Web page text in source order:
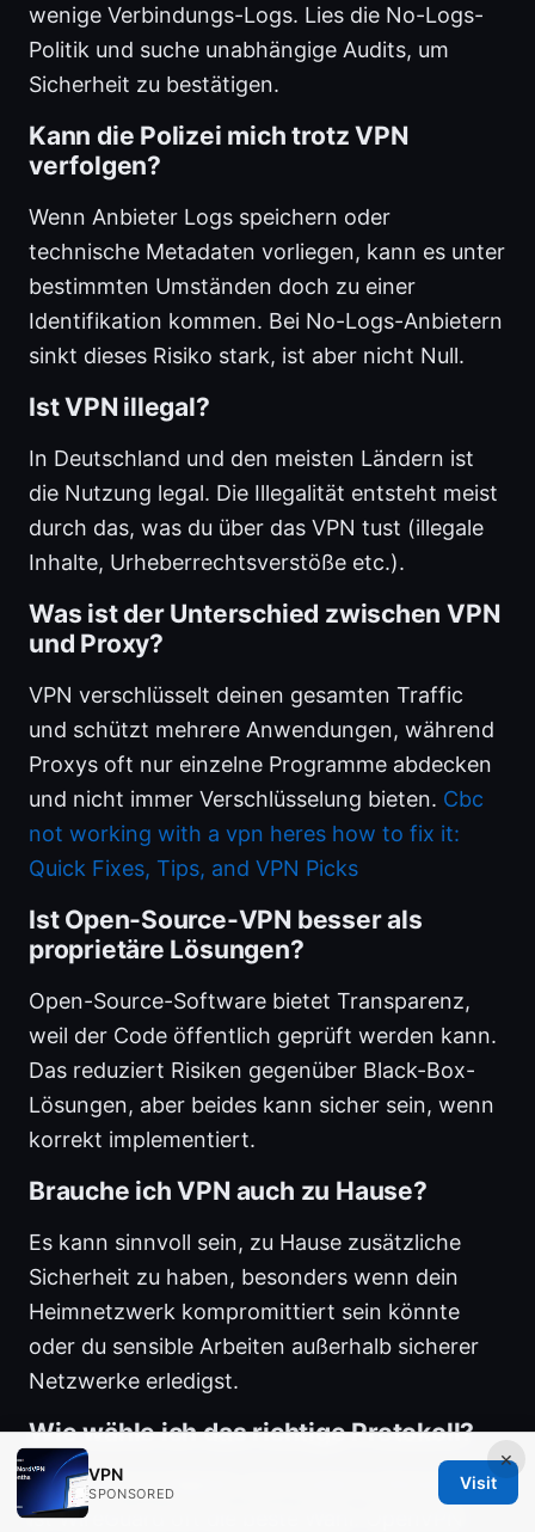
wenige Verbindungs-Logs. Lies die No-Logs-
Politik und suche unabhängige Audits, um
Sicherheit zu bestätigen.
Kann die Polizei mich trotz VPN
verfolgen?
Wenn Anbieter Logs speichern oder
technische Metadaten vorliegen, kann es unter
bestimmten Umständen doch zu einer
Identifikation kommen. Bei No-Logs-Anbietern
sinkt dieses Risiko stark, ist aber nicht Null.
Ist VPN illegal?
In Deutschland und den meisten Ländern ist
die Nutzung legal. Die Illegalität entsteht meist
durch das, was du über das VPN tust (illegale
Inhalte, Urheberrechtsverstöße etc.).
Was ist der Unterschied zwischen VPN
und Proxy?
VPN verschlüsselt deinen gesamten Traffic
und schützt mehrere Anwendungen, während
Proxys oft nur einzelne Programme abdecken
und nicht immer Verschlüsselung bieten. Cbc
not working with a vpn heres how to fix it:
Quick Fixes, Tips, and VPN Picks
Ist Open-Source-VPN besser als
proprietäre Lösungen?
Open-Source-Software bietet Transparenz,
weil der Code öffentlich geprüft werden kann.
Das reduziert Risiken gegenüber Black-Box-
Lösungen, aber beides kann sicher sein, wenn
korrekt implementiert.
Brauche ich VPN auch zu Hause?
Es kann sinnvoll sein, zu Hause zusätzliche
Sicherheit zu haben, besonders wenn dein
Heimnetzwerk kompromittiert sein könnte
oder du sensible Arbeiten außerhalb sicherer
Netzwerke erledigst.
Wie wähle ich das richtige Protokoll?
Für Geschwindigkeit und moderne Sicherheit
ist WireGuard oft die beste Wahl. OpenVPN
×
VPN
SPONSORED
Visit